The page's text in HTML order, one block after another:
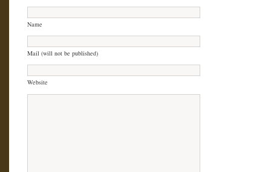
Name
Mail (will not be published)
Website